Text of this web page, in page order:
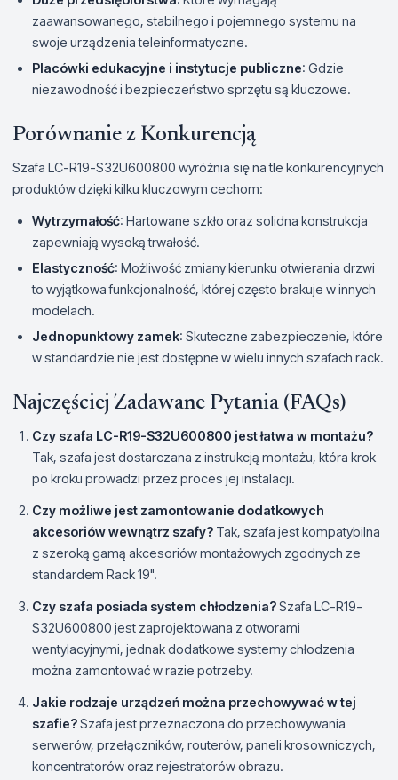
zaawansowanego, stabilnego i pojemnego systemu na
swoje urządzenia teleinformatyczne.
Placówki edukacyjne i instytucje publiczne: Gdzie
niezawodność i bezpieczeństwo sprzętu są kluczowe.
Porównanie z Konkurencją
Szafa LC-R19-S32U600800 wyróżnia się na tle konkurencyjnych
produktów dzięki kilku kluczowym cechom:
Wytrzymałość: Hartowane szkło oraz solidna konstrukcja
zapewniają wysoką trwałość.
Elastyczność: Możliwość zmiany kierunku otwierania drzwi
to wyjątkowa funkcjonalność, której często brakuje w innych
modelach.
Jednopunktowy zamek: Skuteczne zabezpieczenie, które
w standardzie nie jest dostępne w wielu innych szafach rack.
Najczęściej Zadawane Pytania (FAQs)
Czy szafa LC-R19-S32U600800 jest łatwa w montażu?
Tak, szafa jest dostarczana z instrukcją montażu, która krok
po kroku prowadzi przez proces jej instalacji.
Czy możliwe jest zamontowanie dodatkowych
akcesoriów wewnątrz szafy? Tak, szafa jest kompatybilna
z szeroką gamą akcesoriów montażowych zgodnych ze
standardem Rack 19".
Czy szafa posiada system chłodzenia?Szafa LC-R19-
S32U600800 jest zaprojektowana z otworami
wentylacyjnymi, jednak dodatkowe systemy chłodzenia
można zamontować w razie potrzeby.
Jakie rodzaje urządzeń można przechowywać w tej
szafie?Szafa jest przeznaczona do przechowywania
serwerów, przełączników, routerów, paneli krosowniczych,
koncentratorów oraz rejestratorów obrazu.